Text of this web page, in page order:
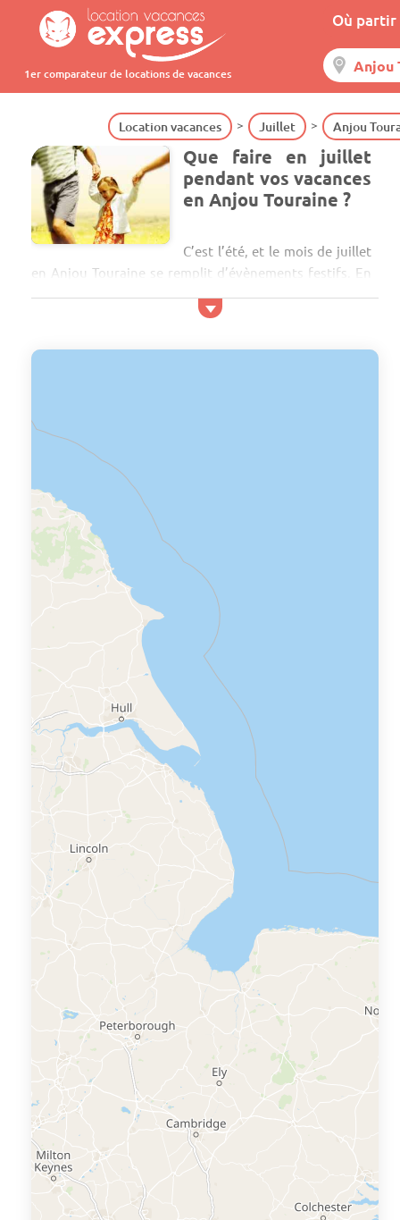
1er comparateur de locations de vacances
Où partir
Location vacances Juillet Anjou
Que faire en juillet
pendant vos vacances
en Anjou Touraine ?
C’est l’été, et le mois de juillet
en Anjou Touraine se remplit d’évènements festifs. En
famille, pourquoi ne pas taquiner le poisson et
apprendre à pêcher, avec l’animation proposée par la
partager avec vos enfants dès 7 ans ce loisir au plus